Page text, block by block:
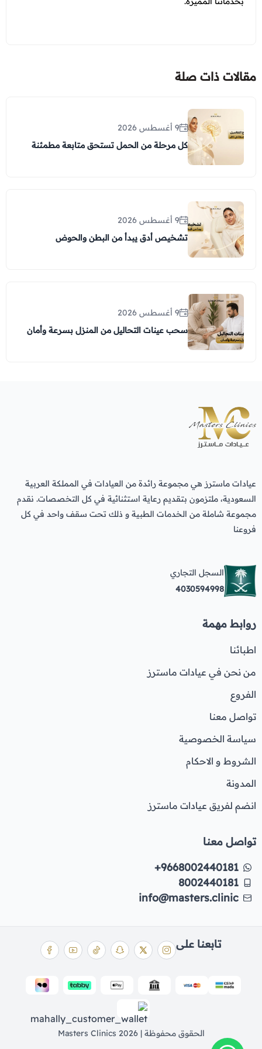
مقالات ذات صلة
9 أغسطس 2026
كل مرحلة من الحمل تستحق متابعة مطمئنة
9 أغسطس 2026
تشخيص أدق يبدأ من البطن والحوض
9 أغسطس 2026
سحب عينات التحاليل من المنزل بسرعة وأمان
عيادات ماسترز هي مجموعة رائدة من العيادات في المملكة العربية
السعودية، ملتزمون بتقديم رعاية استثنائية في كل التخصصات. نقدم
مجموعة شاملة من الخدمات الطبية و ذلك تحت سقف واحد في كل
فروعنا
السجل التجاري
4030594998
روابط مهمة
اطبائنا
من نحن في عيادات ماسترز
الفروع
تواصل معنا
سياسة الخصوصية
الشروط و الاحكام
المدونة
انضم لفريق عيادات ماسترز
تواصل معنا
+9668002440181
8002440181
info@masters.clinic
الحقوق محفوظة | 2026 Masters Clinics
تابعنا على